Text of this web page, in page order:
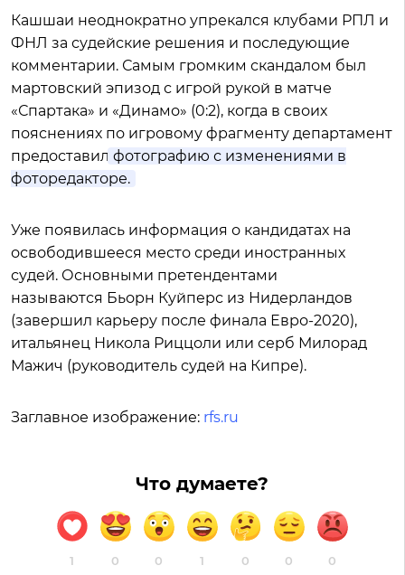
Кашшаи неоднократно упрекался клубами РПЛ и
ФНЛ за судейские решения и последующие
комментарии. Самым громким скандалом был
мартовский эпизод с игрой рукой в матче
«Спартака» и «Динамо» (0:2), когда в своих
пояснениях по игровому фрагменту департамент
предоставил фотографию с изменениями в
фоторедакторе.
Уже появилась информация о кандидатах на
освободившееся место среди иностранных
судей. Основными претендентами
называются Бьорн Куйперс из Нидерландов
(завершил карьеру после финала Евро-2020),
итальянец Никола Риццоли или серб Милорад
Мажич (руководитель судей на Кипре).
Заглавное изображение: rfs.ru
Что думаете?
1 0 0 1 0 0 0